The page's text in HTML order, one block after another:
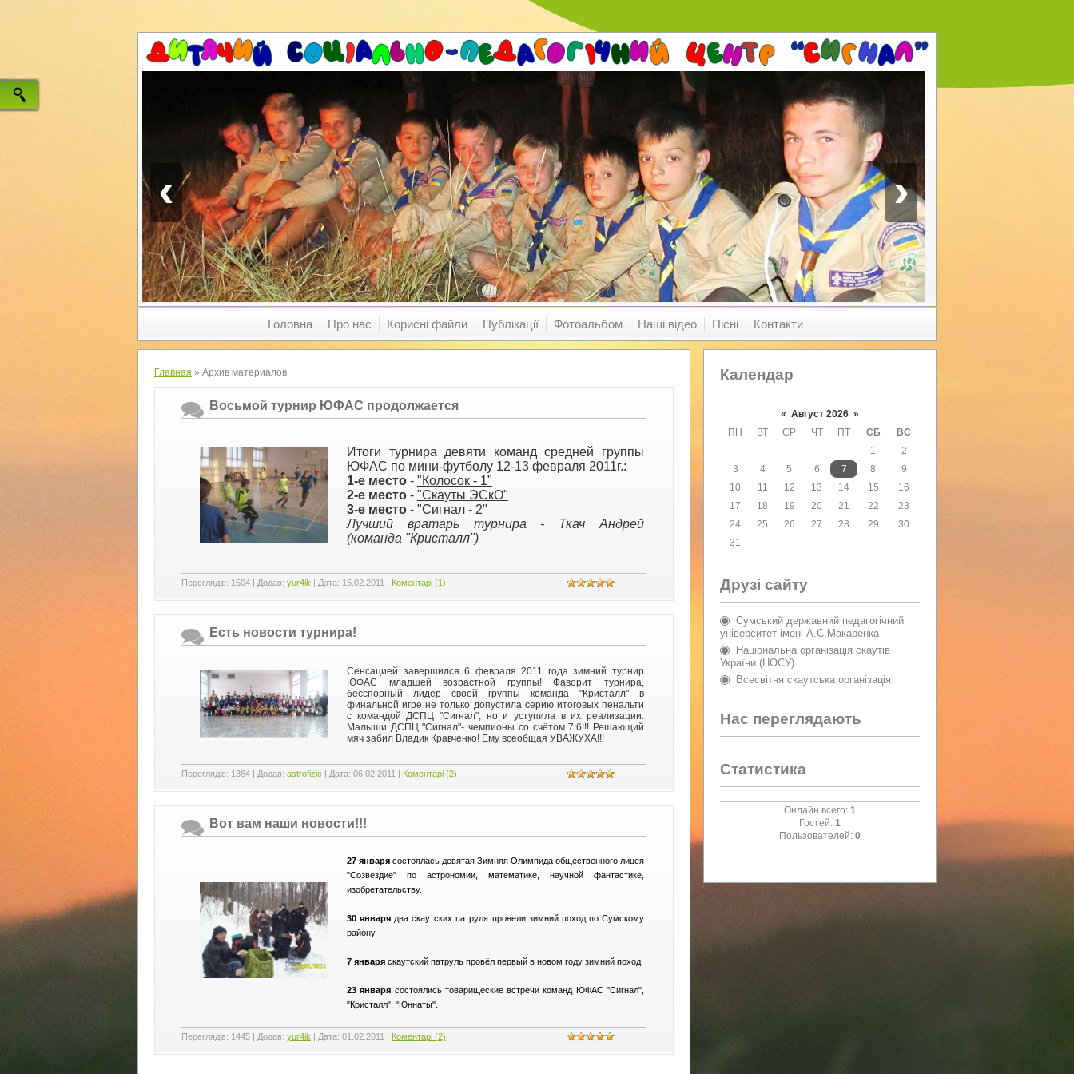
›
‹
Головна Про нас Корисні файли Публікації Фотоальбом Наші відео Пісні Контакти
Главная » Архив материалов
Восьмой турнир ЮФАС продолжается
Итоги турнира девяти команд средней группы
ЮФАС по мини-футболу 12-13 февраля 2011г.:
1-е место - "Колосок - 1"
2-е место - "Скауты ЭСкО"
3-е место - "Сигнал - 2"
Лучший вратарь турнира - Ткач Андрей
(команда "Кристалл")
Переглядів: 1504 | Додав: yur4ik | Дата: 15.02.2011 | Коментарі (1)
Есть новости турнира!
Сенсацией завершился 6 февраля 2011 года зимний турнир
ЮФАС младшей возрастной группы! Фаворит турнира,
бесспорный лидер своей группы команда "Кристалл" в
финальной игре не только допустила серию итоговых пенальти
с командой ДСПЦ "Сигнал", но и уступила в их реализации.
Малыши ДСПЦ "Сигнал"- чемпионы со счётом 7:6!!! Решающий
мяч забил Владик Кравченко! Ему всеобщая УВАЖУХА!!!
Переглядів: 1384 | Додав: astrofizic | Дата: 06.02.2011 | Коментарі (2)
Вот вам наши новости!!!
27 января состоялась девятая Зимняя Олимпида общественного лицея
"Созвездие" по астрономии, математике, научной фантастике,
изобретательству.
30 января два скаутских патруля провели зимний поход по Сумскому
району
7 января скаутский патруль провёл первый в новом году зимний поход.
23 января состоялись товарищеские встречи команд ЮФАС "Сигнал",
"Кристалл", "Юннаты".
Переглядів: 1445 | Додав: yur4ik | Дата: 01.02.2011 | Коментарі (2)
Календар
« Август 2026 »
ПН
ВТ СР ЧТ ПТ СБ
ВС
1
2
3
4 5 6 7 8
9
10
11 12 13 14 15
16
17
18 19 20 21 22
23
24
25 26 27 28 29
30
31
Друзі сайту
Сумський державний педагогічний
університет імені А.С.Макаренка
Національна організація скаутів
України (НОСУ)
Всесвітня скаутська організація
Нас переглядають
Статистика
Онлайн всего: 1
Гостей: 1
Пользователей: 0